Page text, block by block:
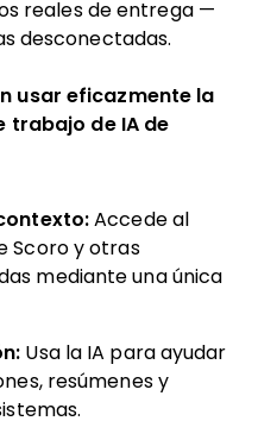
reales de entrega —
desconectadas.
usar eficazmente la
trabajo de IA de
Accede al
Scoro y otras
mediante una única
Usa la IA para ayudar
resúmenes y